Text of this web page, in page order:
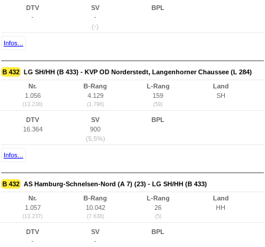
DTV
-
SV
-
(-)
BPL
Infos...
B 432 LG SH/HH (B 433) - KVP OD Norderstedt, Langenhorner Chaussee (L 284)
Nr.
1.056
(13.238)
B-Rang
4.129
(1.796)
L-Rang
159
(59)
Land
SH
DTV
16.364
SV
900
(5,5%)
BPL
Infos...
B 432 AS Hamburg-Schnelsen-Nord (A 7) (23) - LG SH/HH (B 433)
Nr.
1.057
(13.237)
B-Rang
10.042
(7.638)
L-Rang
26
(5)
Land
HH
DTV
-
SV
-
BPL